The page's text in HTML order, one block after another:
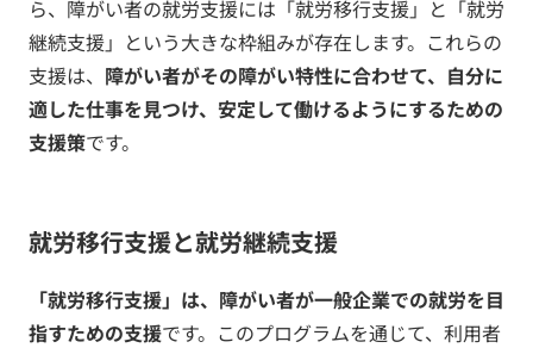
ら、障がい者の就労支援には「就労移行支援」と「就労
継続支援」という大きな枠組みが存在します。これらの
支援は、 障がい者がその障がい特性に合わせて、自分に
適した仕事を見つけ、安定して働けるようにするための
支援策です。
就労移行支援と就労継続支援
「就労移行支援」は、障がい者が一般企業での就労を目
指すための支援です。このプログラムを通じて、利用者